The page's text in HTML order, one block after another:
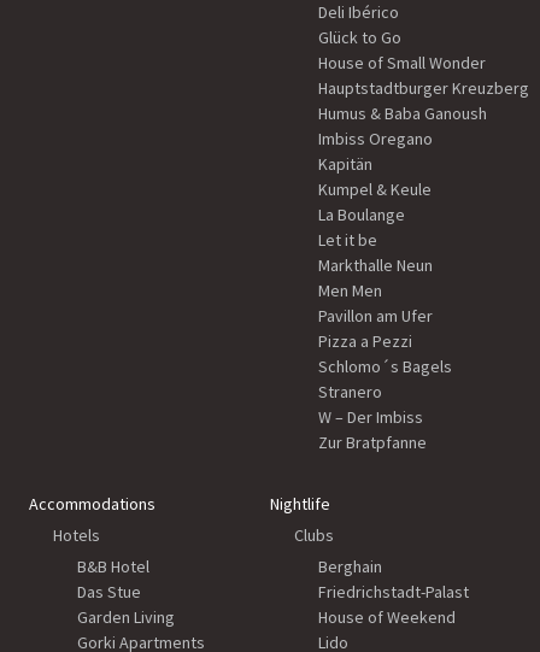
Deli Ibérico
Glück to Go
House of Small Wonder
Hauptstadtburger Kreuzberg
Humus & Baba Ganoush
Imbiss Oregano
Kapitän
Kumpel & Keule
La Boulange
Let it be
Markthalle Neun
Men Men
Pavillon am Ufer
Pizza a Pezzi
Schlomo´s Bagels
Stranero
W – Der Imbiss
Zur Bratpfanne
Accommodations
Hotels
B&B Hotel
Das Stue
Garden Living
Gorki Apartments
Nightlife
Clubs
Berghain
Friedrichstadt-Palast
House of Weekend
Lido